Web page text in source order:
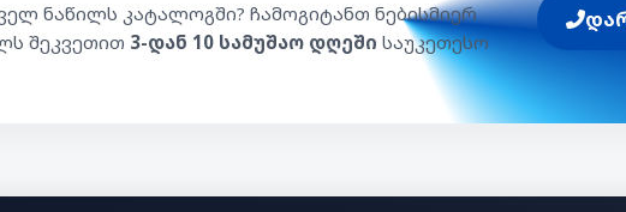
ნაწილს კატალოგში? ჩამოგიტანთ ნებისმიერ
შეკვეთით 3-დან 10 სამუშაო დღეში საუკეთესო